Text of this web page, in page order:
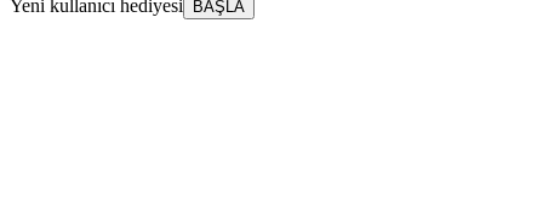
Yeni kullanıcı hediyesi BAŞLA